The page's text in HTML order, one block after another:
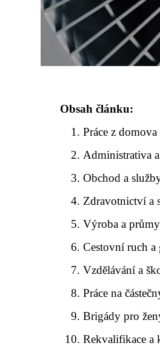
Obsah článku:
Práce z domova
Administrativa
Obchod a
Zdravotnictví a
Výroba a
Cestovní ruch a
Vzdělávání a
Práce na
Brigády pro
Rekvalifikace a